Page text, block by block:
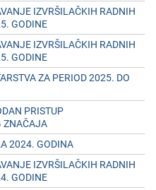
IZVRŠILAČKIH RADNIH
GODINE
IZVRŠILAČKIH RADNIH
GODINЕ
ZA PЕRIOD 2025. DO
PRISTUP
ZNAČAJA
2024. GODINA
IZVRŠILAČKIH RADNIH
GODINЕ